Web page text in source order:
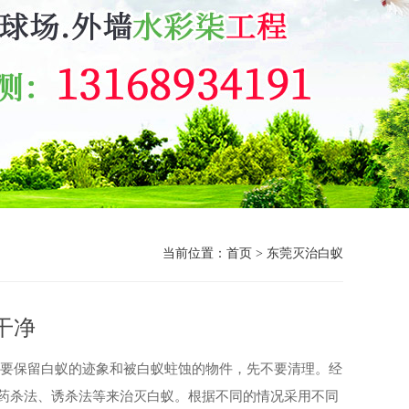
当前位置： 首页 > 东莞灭治白蚁
净
保留白蚁的迹象和被白蚁蛀蚀的物件，先不要清理。经
法、诱杀法等来治灭白蚁。根据不同的情况采用不同